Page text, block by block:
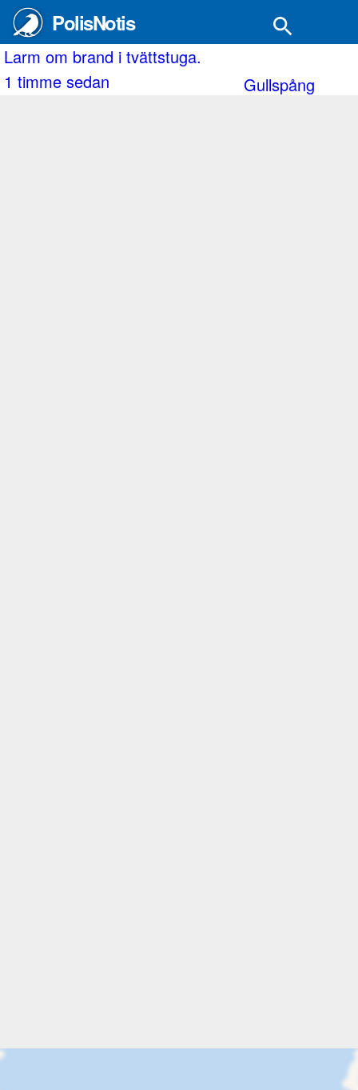
PolisNotis
om brand i tvättstuga.
sedan
Gullspång